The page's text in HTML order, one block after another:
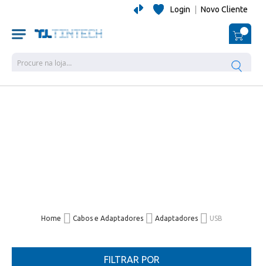
Login Novo Cliente
O
Home Cabos e Adaptadores Adaptadores USB
FILTRAR POR